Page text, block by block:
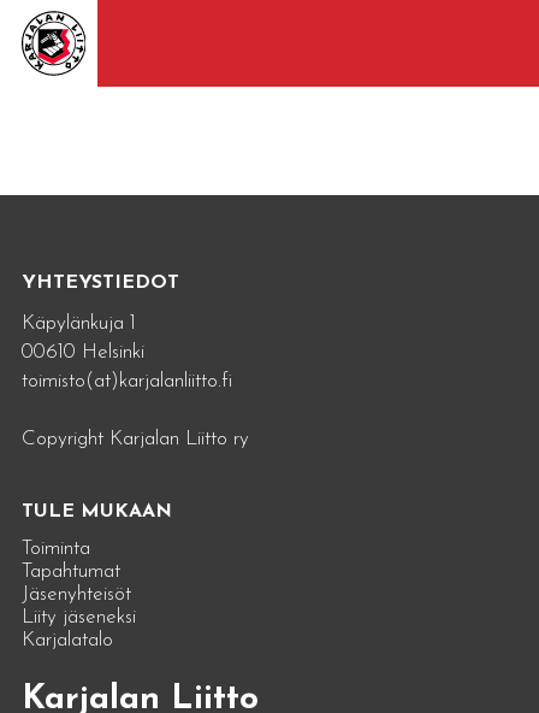
YHTEYSTIEDOT
Käpylänkuja 1
00610 Helsinki
toimisto(at)karjalanliitto.fi
Copyright Karjalan Liitto ry
TULE MUKAAN
Toiminta
Tapahtumat
Jäsenyhteisöt
Liity jäseneksi
Karjalatalo
Karjalan Liitto